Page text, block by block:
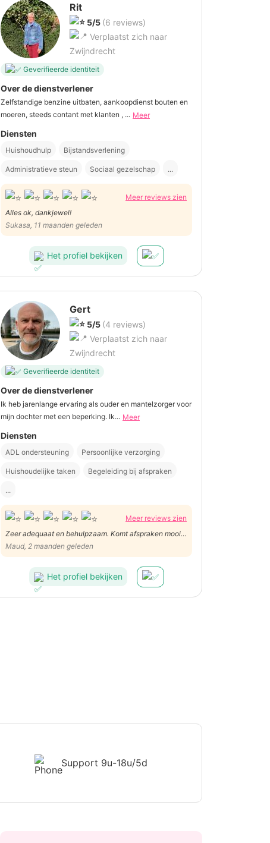
Rit
5/5 (6 reviews)
Verplaatst zich naar
Zwijndrecht
Geverifieerde identiteit
Over de dienstverlener
Zelfstandige benzine uitbaten, aankoopdienst bouten en
moeren, steeds contant met klanten , ... Meer
Diensten
Huishoudhulp Bijstandsverlening
Administratieve steun Sociaal gezelschap ...
Meer reviews zien
Alles ok, dankjewel!
Sukasa, 11 maanden geleden
Het profiel bekijken
Gert
5/5 (4 reviews)
Verplaatst zich naar
Zwijndrecht
Geverifieerde identiteit
Over de dienstverlener
Ik heb jarenlange ervaring als ouder en mantelzorger voor
mijn dochter met een beperking. Ik... Meer
Diensten
ADL ondersteuning Persoonlijke verzorging
Huishoudelijke taken Begeleiding bij afspraken
...
Meer reviews zien
Zeer adequaat en behulpzaam. Komt afspraken mooi
na, betrouwbaar en flexibel.
Maud, 2 maanden geleden
Het profiel bekijken
Support 9u-18u/5d